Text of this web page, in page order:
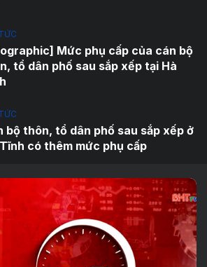
Mức phụ cấp của cán bộ
tổ dân phố sau sắp xếp tại Hà
bộ thôn, tổ dân phố sau sắp xếp ở
có thêm mức phụ cấp